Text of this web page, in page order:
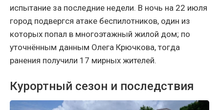
испытание за последние недели. В ночь на 22 июля
город подвергся атаке беспилотников, один из
которых попал в многоэтажный жилой дом; по
уточнённым данным Олега Крючкова, тогда
ранения получили 17 мирных жителей.
Курортный сезон и последствия